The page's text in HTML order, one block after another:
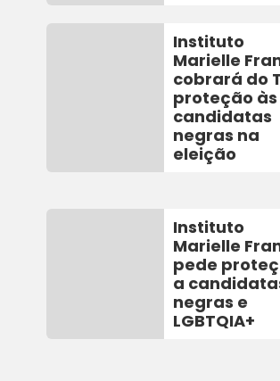
Instituto
Marielle
cobrará do
proteção às
candidatas
negras na
eleição
Instituto
Marielle
pede
a
negras e
LGBTQIA+